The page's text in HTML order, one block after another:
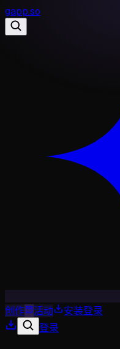
gapp.so
创作 活动 安装登录
登录